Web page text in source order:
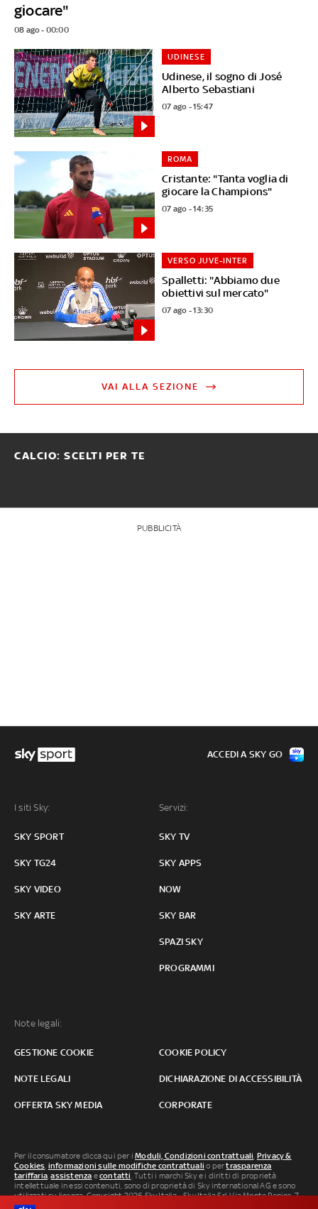
giocare"
08 ago - 00:00
Udinese, il sogno di José
Alberto Sebastiani
UDINESE
07 ago - 15:47
Cristante: "Tanta voglia di
giocare la Champions"
ROMA
07 ago - 14:35
Spalletti: "Abbiamo due
obiettivi sul mercato"
VERSO JUVE-INTER
07 ago - 13:30
VAI ALLA SEZIONE
CALCIO: SCELTI PER TE
PUBBLICITÀ
I siti Sky:
SKY SPORT
SKY TG24
SKY VIDEO
SKY ARTE
Servizi:
SKY TV
SKY APPS
NOW
SKY BAR
SPAZI SKY
PROGRAMMI
Note legali:
GESTIONE COOKIE COOKIE POLICY
NOTE LEGALI DICHIARAZIONE DI ACCESSIBILITÀ
OFFERTA SKY MEDIA CORPORATE
ACCEDI A SKY GO
Per il consumatore clicca qui per iModuli, Condizioni contrattuali, Privacy &
Cookies, informazioni sulle modifiche contrattuali o pertrasparenza
tariffaria,assistenza econtatti. Tutti i marchi Sky e i diritti di proprietà
intellettuale in essi contenuti, sono di proprietà di Sky international AG e sono
utilizzati su licenza. Copyright 2026 Sky Italia - Sky Italia Srl Via Monte Penice, 7 -
20138 Milano P.IVA 04619241005. SkyTG24: ISSN 3035-1537 e SkySport: ISSN